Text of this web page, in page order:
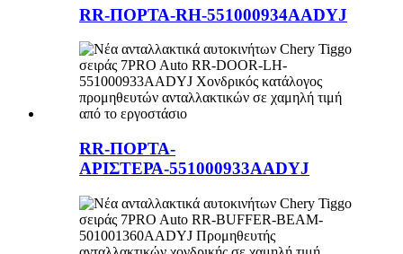
RR-ΠΟΡΤΑ-RH-551000934AADYJ
RR-ΠΟΡΤΑ-
ΑΡΙΣΤΕΡΑ-551000933AADYJ